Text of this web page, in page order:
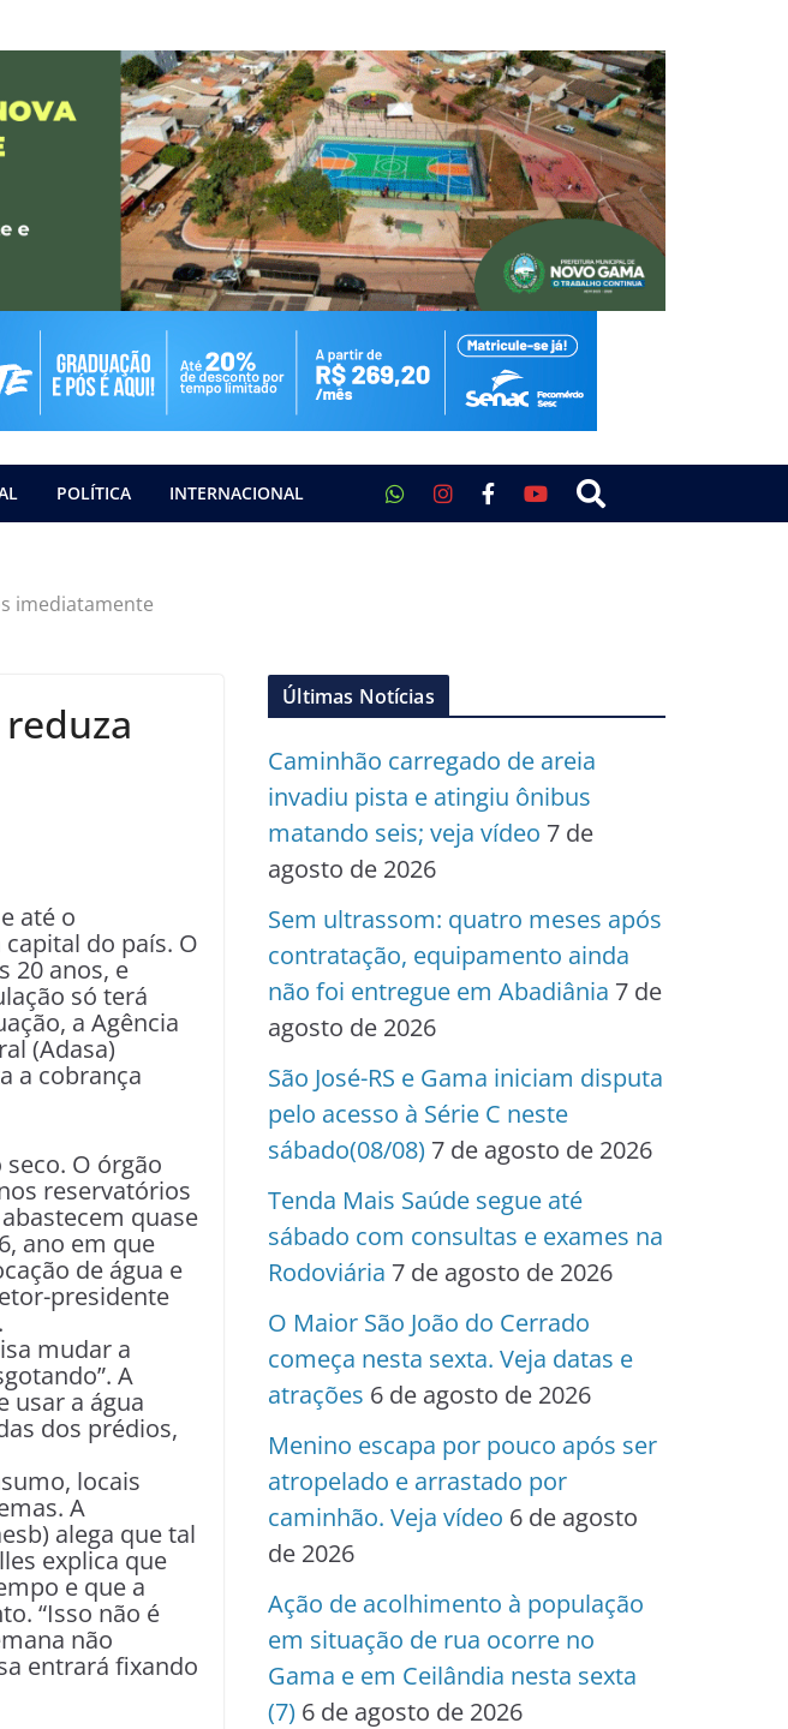
POLÍTICA INTERNACIONAL
imediatamente
até o
do país. O
20 anos, e
só terá
a Agência
(Adasa)
a cobrança
O órgão
reservatórios
quase
ano em que
de água e
presidente
mudar a
A
usar a água
dos prédios,
locais
A
alega que tal
explica que
e que a
“Isso não é
não
entrará fixando
Últimas Notícias
Caminhão carregado de areia
invadiu pista e atingiu ônibus
matando seis; veja vídeo 7 de
agosto de 2026
Sem ultrassom: quatro meses após
contratação, equipamento ainda
não foi entregue em Abadiânia 7 de
agosto de 2026
São José-RS e Gama iniciam disputa
pelo acesso à Série C neste
sábado(08/08) 7 de agosto de 2026
Tenda Mais Saúde segue até
sábado com consultas e exames na
Rodoviária 7 de agosto de 2026
O Maior São João do Cerrado
começa nesta sexta. Veja datas e
atrações 6 de agosto de 2026
Menino escapa por pouco após ser
atropelado e arrastado por
caminhão. Veja vídeo 6 de agosto
de 2026
Ação de acolhimento à população
em situação de rua ocorre no
Gama e em Ceilândia nesta sexta
(7) 6 de agosto de 2026